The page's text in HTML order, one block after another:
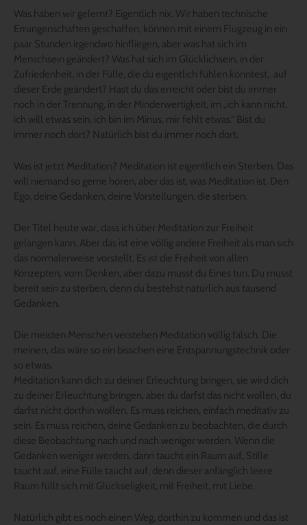
Was haben wir gelernt? Eigentlich nix. Wir haben technische
Errungenschaften geschaffen, können mit einem Flugzeug in ein
paar Stunden irgendwo hinfliegen, aber was hat sich im
Menschsein geändert? Was hat sich im Glücklichsein, in der
Zufriedenheit, in der Fülle, die du eigentlich fühlen könntest, auf
dieser Erde geändert? Hast du das erreicht oder bist du immer
noch in der Trennung, in der Minderwertigkeit, im „ich kann nicht,
ich will etwas sein, ich bin im Minus, mir fehlt etwas.“ Bist du
immer noch dort? Natürlich bist du immer noch dort.
Was ist jetzt Meditation? Meditation ist eigentlich ein Sterben. Das
will niemand so gerne hören, aber das ist, was Meditation ist. Den
Ego, deine Gedanken, deine Vorstellungen, die sterben.
Der Titel heute war, dass ich über Meditation zur Freiheit
gelangen kann. Aber das ist eine völlig andere Freiheit als man sich
das normalerweise vorstellt. Es ist die Freiheit von allen
Konzepten, vom Denken, aber dazu musst du Eines tun. Du musst
bereit sein zu sterben, denn du bestehst natürlich aus tausend
Gedanken.
Die meisten Menschen verstehen Meditation völlig falsch. Die
meinen, das wäre so ein bisschen eine Entspannungstechnik oder
so etwas.
Meditation kann dich zu deiner Erleuchtung bringen, sie wird dich
zu deiner Erleuchtung bringen, aber du darfst das nicht wollen, du
darfst nicht dorthin wollen. Es muss reichen, einfach meditativ zu
sein. Es muss reichen, deine Gedanken zu beobachten, die durch
diese Beobachtung nach und nach weniger werden. Wenn die
Gedanken weniger werden, dann taucht ein Raum auf, Stille
taucht auf, eine Fülle taucht auf, denn dieser anfänglich leere
Raum füllt sich mit Glückseligkeit, mit Freiheit, mit Liebe.
Natürlich gibt es noch einen Weg, dorthin zu kommen und das ist